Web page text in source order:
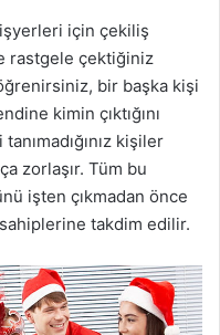
işyerleri için çekiliş
rastgele çektiğiniz
bir başka kişi
kimin çıktığını
kişiler
zorlaşır. Tüm bu
işten çıkmadan önce
takdim edilir.